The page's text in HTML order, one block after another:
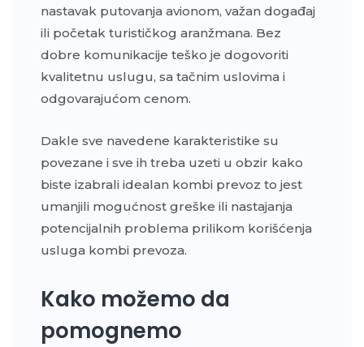
nastavak putovanja avionom, važan događaj
ili početak turističkog aranžmana. Bez
dobre komunikacije teško je dogovoriti
kvalitetnu uslugu, sa tačnim uslovima i
odgovarajućom cenom.
Dakle sve navedene karakteristike su
povezane i sve ih treba uzeti u obzir kako
biste izabrali idealan kombi prevoz to jest
umanjili mogućnost greške ili nastajanja
potencijalnih problema prilikom korišćenja
usluga kombi prevoza.
Kako možemo da
pomognemo